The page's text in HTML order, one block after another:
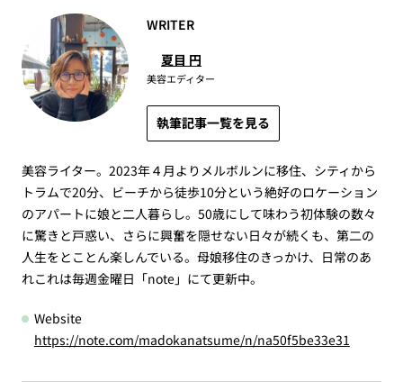
WRITER
夏目 円
美容エディター
執筆記事一覧を見る
美容ライター。2023年４月よりメルボルンに移住、シティから
トラムで20分、ビーチから徒歩10分という絶好のロケーション
のアパートに娘と二人暮らし。50歳にして味わう初体験の数々
に驚きと戸惑い、さらに興奮を隠せない日々が続くも、第二の
人生をとことん楽しんでいる。母娘移住のきっかけ、日常のあ
れこれは毎週金曜日「note」にて更新中。
Website
https://note.com/madokanatsume/n/na50f5be33e31